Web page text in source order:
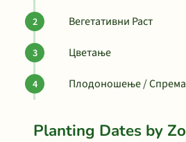
Вегетативни Раст
Цветање
Плодоношење /
Planting Dates by